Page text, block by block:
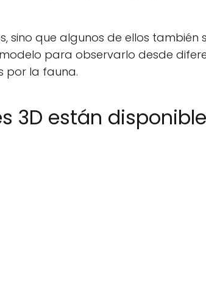
sino que algunos de ellos
para observarlo desde
por la fauna.
3D están